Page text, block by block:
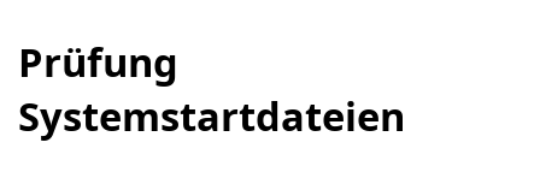
Prüfung
Systemstartdateien